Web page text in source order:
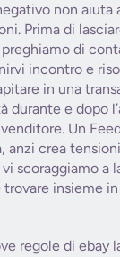
non aiuta
Prima di
di
incontro e
in una
durante e dopo
Un
anzi crea
scoraggiamo a
trovare insieme
regole di ebay